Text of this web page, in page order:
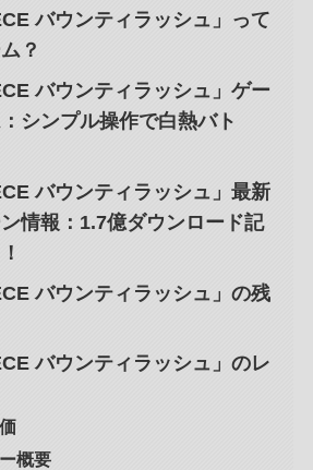
バウンティラッシュ」って
？
バウンティラッシュ」ゲー
シンプル操作で白熱バト
バウンティラッシュ」最新
情報：1.7億ダウンロード記
バウンティラッシュ」の残
バウンティラッシュ」のレ
概要